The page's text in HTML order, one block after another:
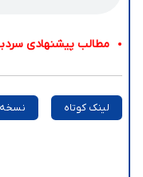
مطالب پیشنهادی
لینک کوتاه